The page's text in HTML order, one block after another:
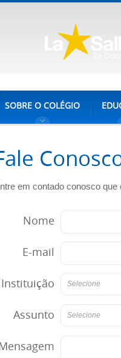
SOBRE O COLÉGIO
em contado conosco
Nome
E-mail
Instituição Selecione
Assunto Selecione